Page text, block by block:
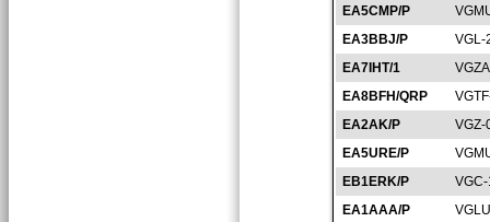
EA5CMP/P
EA3BBJ/P
VGL-
EA7IHT/1
EA8BFH/QRP
EA2AK/P
VGZ-
EA5URE/P
EB1ERK/P
EA1AAA/P